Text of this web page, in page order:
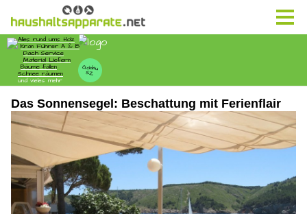
Das Sonnensegel: Beschattung mit Ferienflair